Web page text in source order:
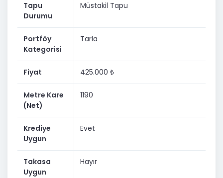
Tapu
Durumu
Müstakil Tapu
Portföy
Kategorisi
Tarla
Fiyat 425.000 ₺
Metre Kare
(Net)
1190
Krediye
Uygun
Evet
Takasa
Uygun
Hayır